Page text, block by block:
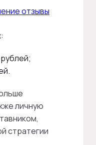
личную
стратегии